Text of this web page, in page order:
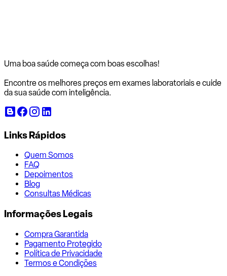
Uma boa saúde começa com boas escolhas!
Encontre os melhores preços em exames laboratoriais e cuide
da sua saúde com inteligência.
Links Rápidos
Quem Somos
FAQ
Depoimentos
Blog
Consultas Médicas
Informações Legais
Compra Garantida
Pagamento Protegido
Política de Privacidade
Termos e Condições